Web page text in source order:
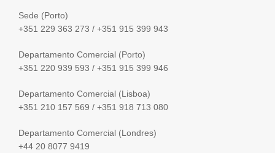
Sede (Porto)
+351 229 363 273 / +351 915 399 943
Departamento Comercial (Porto)
+351 220 939 593 / +351 915 399 946
Departamento Comercial (Lisboa)
+351 210 157 569 / +351 918 713 080
Departamento Comercial (Londres)
+44 20 8077 9419